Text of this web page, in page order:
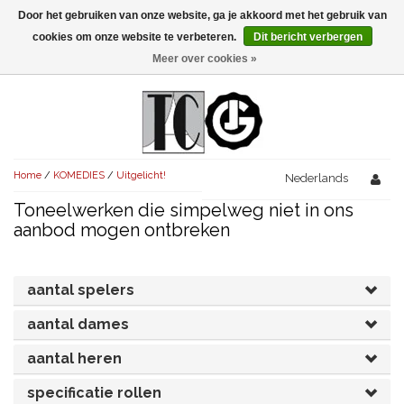
Menu
AVONDVULLEND (+75')
KORT (-30')
OVERIG (30'-75')
AVONDVULLEND (+75')
KORT (-30')
AVONDVULLEND (+75')
OVERIG (30'-75')
UITGELICHT!
SENIORENTONEEL
KORT (-30')
OVERIG (30'-75')
UITGELICHT!
JUBILEUMSTUK
MUSICAL
OVERIG
SINTERKLAASTONEEL
KERSTTONEEL
RECHTEN REGELEN
Home / KOMEDIES / Uitgelicht! Nederlands
Toneelwerken die simpelweg niet in ons
aanbod mogen ontbreken
aantal spelers
aantal dames
aantal heren
specificatie rollen
Door het gebruiken van onze website, ga je akkoord met het gebruik van
cookies om onze website te verbeteren.
Dit bericht verbergen
Meer over cookies »